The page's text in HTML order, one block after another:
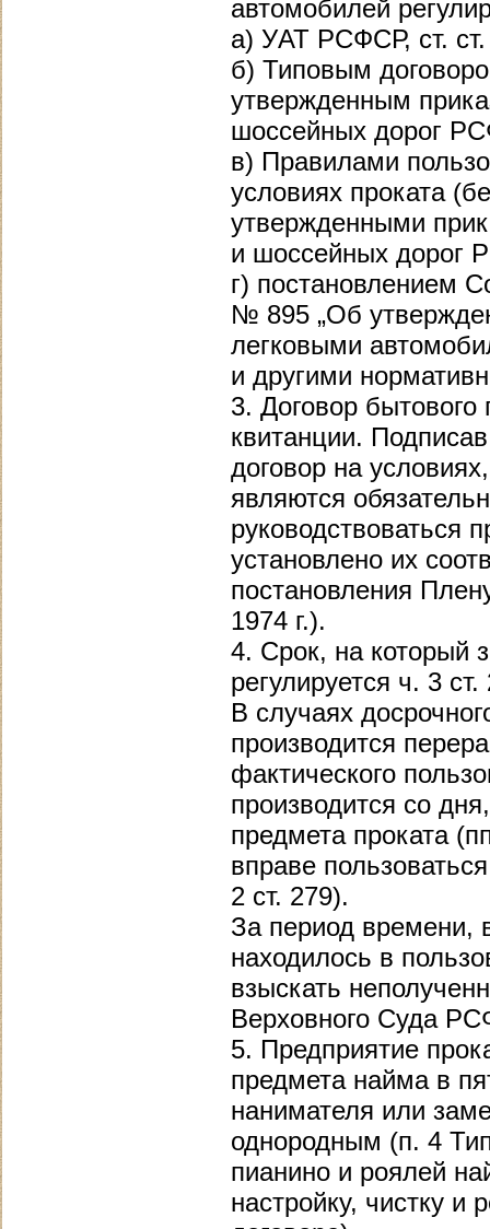
автомобилей
а) УAT РСФСР, ст.
б) Типовым
утвержденным
шоссейных дорог
в) Правилами
условиях проката
утвержденными
и шоссейных дорог
г) постановлением
№ 895 „Об
легковыми
и другими
3. Договор
квитанции.
договор на
являются
руководствоваться
установлено их
постановления
1974 г.).
4. Срок, на который
регулируется ч. 3
В случаях
производится
фактического
производится со
предмета проката
вправе
2 ст. 279).
За период времени,
находилось в
взыскать
Верховного Суда
5. Предприятие
предмета найма в
нанимателя или
однородным (п. 4
пианино и роялей
настройку, чистку и